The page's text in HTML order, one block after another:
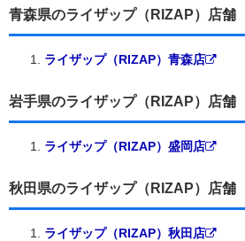
青森県のライザップ（RIZAP）店舗
ライザップ（RIZAP）青森店
岩手県のライザップ（RIZAP）店舗
ライザップ（RIZAP）盛岡店
秋田県のライザップ（RIZAP）店舗
ライザップ（RIZAP）秋田店